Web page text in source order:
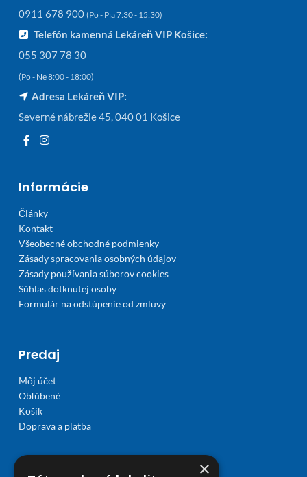
0911 678 900 (Po - Pia 7:30 - 15:30)
Telefón kamenná Lekáreň VIP Košice:
055 307 78 30
(Po - Ne 8:00 - 18:00)
Adresa Lekáreň VIP:
Severné nábrežie 45, 040 01 Košice
Informácie
Články
Kontakt
Všeobecné obchodné podmienky
Zásady spracovania osobných údajov
Zásady používania súborov cookies
Súhlas dotknutej osoby
Formulár na odstúpenie od zmluvy
Predaj
Môj účet
Obľúbené
Košík
Doprava a platba
×